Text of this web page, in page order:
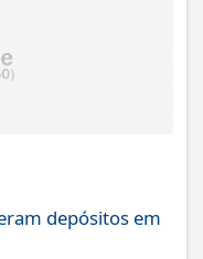
depósitos em